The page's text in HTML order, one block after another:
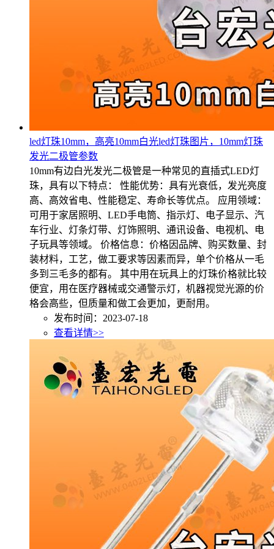
led灯珠10mm，高亮10mm白光led灯珠图片，10mm灯珠
发光二极管参数
10mm有边白光发光二极管是一种常见的直插式LED灯
珠，具有以下特点： 性能优势：具有光衰低，发光亮度
高、高效省电、性能稳定、寿命长等优点。 应用领域：
可用于家居照明、LED手电筒、指示灯、电子显示、汽
车行业、灯条灯带、灯饰照明、通讯设备、电视机、电
子玩具等领域。 价格信息：价格因品牌、购买数量、封
装材料，工艺，做工要求等因素而异，单个价格从一毛
多到三毛多的都有。 其中用在玩具上的灯珠价格就比较
便宜，用在医疗器械或交通警示灯，机器视觉光源的价
格会高些，但质量和做工会更加，更耐用。
发布时间：2023-07-18
查看详情>>